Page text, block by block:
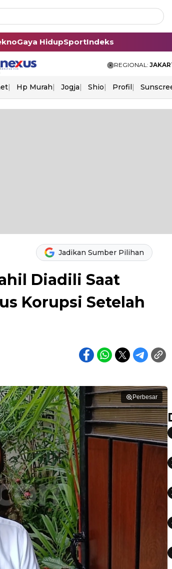
Gaya HidupSportIndeks
REGIONAL:
Hp Murah Jogja Shio Profil
Jadikan Sumber Pilihan
Diadili Saat
Korupsi Setelah
Perbesar